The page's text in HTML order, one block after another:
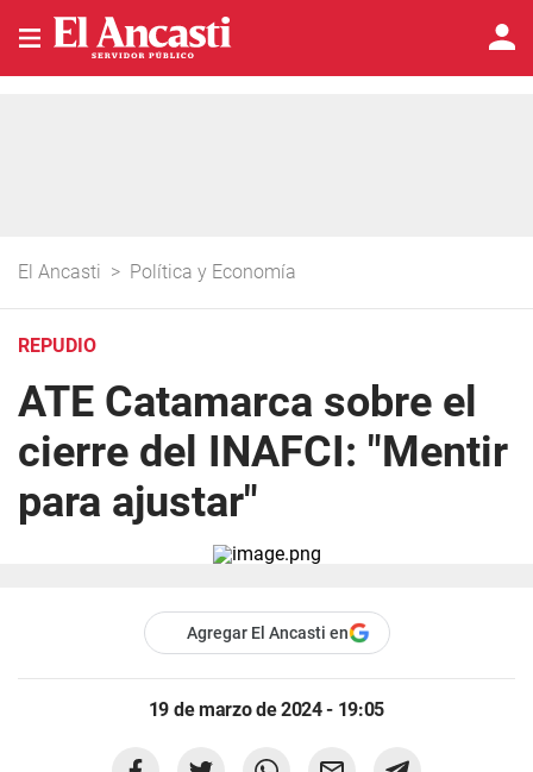
El Ancasti > Política y Economía
REPUDIO
ATE Catamarca sobre el
cierre del INAFCI: "Mentir
para ajustar"
Agregar El Ancasti en
19 de marzo de 2024 - 19:05